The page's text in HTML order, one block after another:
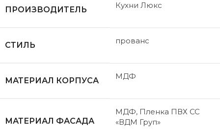
ПРОИЗВОДИТЕЛЬ Кухни Люкс
СТИЛЬ прованс
МАТЕРИАЛ КОРПУСА МДФ
МАТЕРИАЛ ФАСАДА
МДФ, Пленка ПВХ CC
«ВДМ Груп»